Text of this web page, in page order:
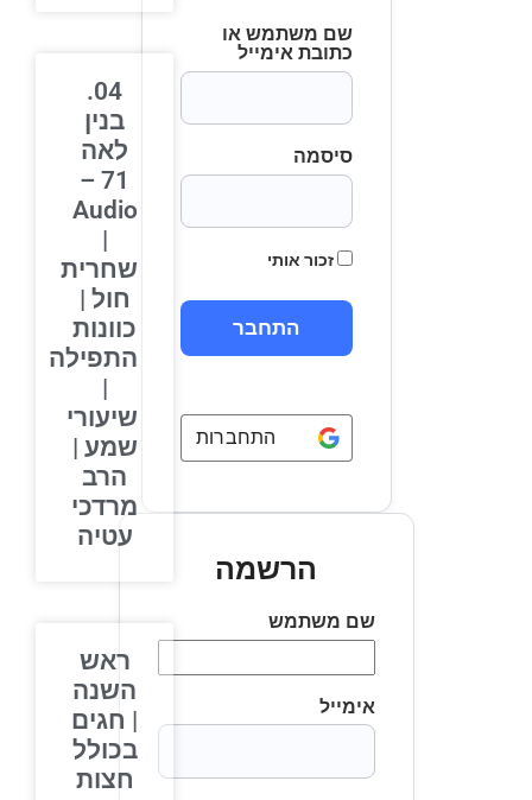
שם משתמש או
כתובת אימייל
סיסמה
זכור אותי
התחברות באמצעותGoogle
הרשמה
שם משתמש
אימייל
04.
בנין
לאה
71 –
Audio
שחרית
חול |
כוונות
התפילה
שיעורי
שמע |
הרב
מרדכי
עטיה
ראש
השנה
| חגים
בכולל
חצות